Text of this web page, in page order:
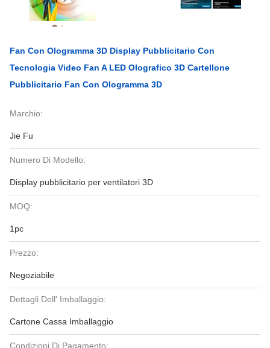
Fan Con Ologramma 3D Display Pubblicitario Con
Tecnologia Video Fan A LED Olografico 3D Cartellone
Pubblicitario Fan Con Ologramma 3D
Marchio:
Jie Fu
Numero Di Modello:
Display pubblicitario per ventilatori 3D
MOQ:
1pc
Prezzo:
Negoziabile
Dettagli Dell' Imballaggio:
Cartone Cassa Imballaggio
Condizioni Di Pagamento: